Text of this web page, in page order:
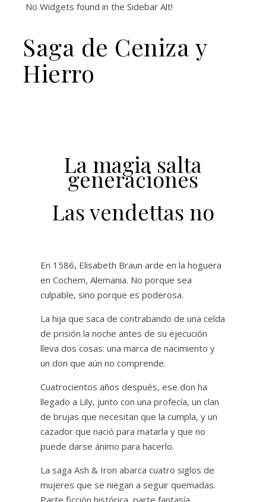
No Widgets found in the Sidebar Alt!
Saga de Ceniza y
Hierro
La magia salta
generaciones
Las vendettas no
En 1586, Elisabeth Braun arde en la hoguera
en Cochem, Alemania. No porque sea
culpable, sino porque es poderosa.
La hija que saca de contrabando de una celda
de prisión la noche antes de su ejecución
lleva dos cosas: una marca de nacimiento y
un don que aún no comprende.
Cuatrocientos años después, ese don ha
llegado a Lily, junto con una profecía, un clan
de brujas que necesitan que la cumpla, y un
cazador que nació para matarla y que no
puede darse ánimo para hacerlo.
La saga Ash & Iron abarca cuatro siglos de
mujeres que se niegan a seguir quemadas.
Parte ficción histórica, parte fantasía